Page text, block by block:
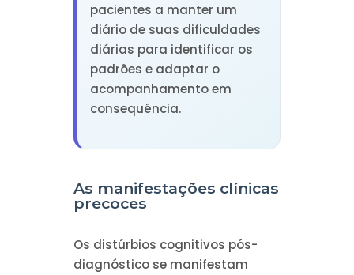
pacientes a manter um
diário de suas dificuldades
diárias para identificar os
padrões e adaptar o
acompanhamento em
consequência.
As manifestações clínicas
precoces
Os distúrbios cognitivos pós-
diagnóstico se manifestam